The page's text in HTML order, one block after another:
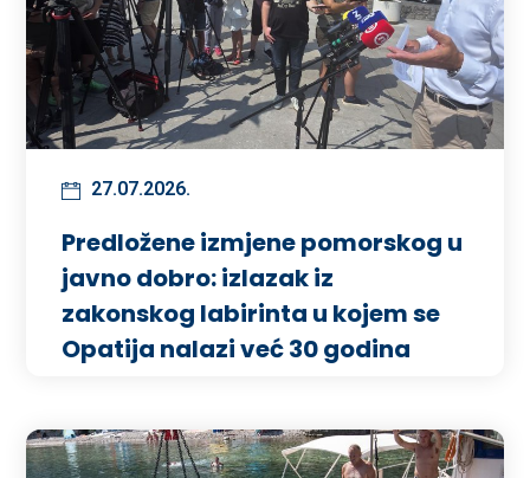
27.07.2026.
Predložene izmjene pomorskog u
javno dobro: izlazak iz
zakonskog labirinta u kojem se
Opatija nalazi već 30 godina